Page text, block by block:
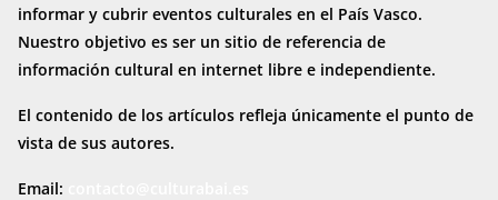
informar y cubrir eventos culturales en el País Vasco.
Nuestro objetivo es ser un sitio de referencia de
información cultural en internet libre e independiente.
El contenido de los artículos refleja únicamente el punto de
vista de sus autores.
Email: